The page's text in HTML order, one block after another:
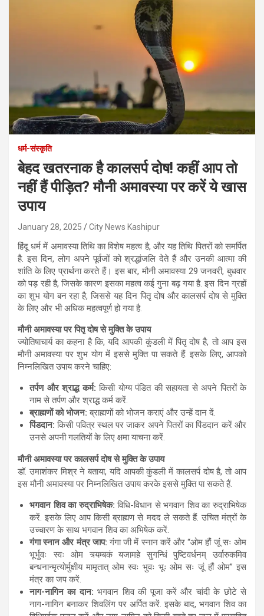
धर्म-संस्कृति
बेहद खतरनाक है कालसर्प दोष! कहीं आप तो
नहीं हैं पीड़ित? मौनी अमावस्या पर करें ये खास
उपाय
January 28, 2025 City News Kashipur
हिंदू धर्म में अमावस्या तिथि का विशेष महत्व है, और यह तिथि पितरों को समर्पित
है. इस दिन, लोग अपने पूर्वजों को श्रद्धांजलि देते हैं और उनकी आत्मा की
शांति के लिए प्रार्थना करते हैं। इस बार, मौनी अमावस्या 29 जनवरी, बुधवार
को पड़ रही है, जिसके कारण इसका महत्व कई गुना बढ़ गया है. इस दिन ग्रहों
का शुभ योग बन रहा है, जिससे यह दिन पितृ दोष और कालसर्प दोष से मुक्ति
के लिए और भी अधिक महत्वपूर्ण हो गया है.
मौनी अमावस्या पर पितृ दोष से मुक्ति के उपाय
ज्योतिषाचार्य का कहना है कि, यदि आपकी कुंडली में पितृ दोष है, तो आप इस
मौनी अमावस्या पर शुभ योग में इससे मुक्ति पा सकते हैं. इसके लिए, आपको
निम्नलिखित उपाय करने चाहिए:
तर्पण और श्राद्ध कर्म: किसी योग्य पंडित की सहायता से अपने पितरों के
नाम से तर्पण और श्राद्ध कर्म करें.
ब्राह्मणों को भोजन: ब्राह्मणों को भोजन कराएं और उन्हें दान दें.
पिंडदान: किसी पवित्र स्थल पर जाकर अपने पितरों का पिंडदान करें और
उनसे अपनी गलतियों के लिए क्षमा याचना करें.
मौनी अमावस्या पर कालसर्प दोष से मुक्ति के उपाय
डॉ. उमाशंकर मिश्र ने बताया, यदि आपकी कुंडली में कालसर्प दोष है, तो आप
इस मौनी अमावस्या पर निम्नलिखित उपाय करके इससे मुक्ति पा सकते हैं.
भगवान शिव का रुद्राभिषेक: विधि-विधान से भगवान शिव का रुद्राभिषेक
करें. इसके लिए आप किसी ब्राह्मण से मदद ले सकते हैं. उचित मंत्रों के
उच्चारण के साथ भगवान शिव का अभिषेक करें.
गंगा स्नान और मंत्र जाप: गंगा जी में स्नान करें और “ओम हौं जूं सः ओम
भूर्भुवः स्वः ओम त्र्यम्बकं यजामहे सुगन्धिं पुष्टिवर्धनम् उर्वारुकमिव
बन्धनान्मृत्योर्मुक्षीय मामृतात् ओम स्वः भुवः भूः ओम सः जूं हौं ओम” इस
मंत्र का जप करें.
नाग-नागिन का दान: भगवान शिव की पूजा करें और चांदी के छोटे से
नाग-नागिन बनाकर शिवलिंग पर अर्पित करें. इसके बाद, भगवान शिव का